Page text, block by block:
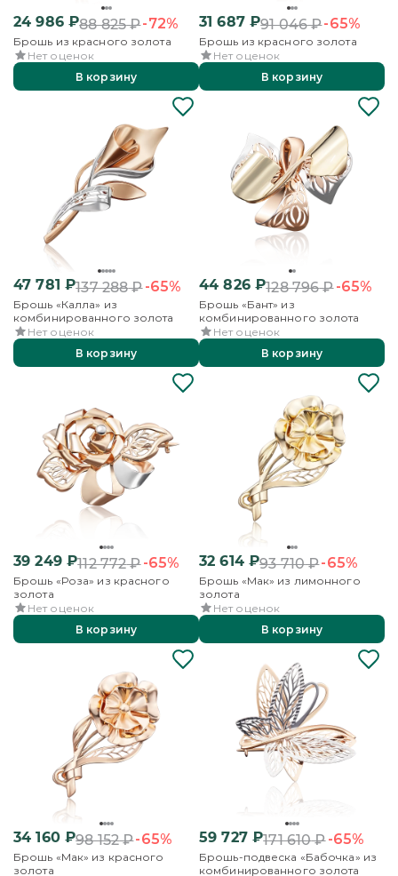
24 986₽88 825₽-72%
Брошь из красного золота
Нет оценок
В корзину
31 687₽91 046₽-65%
Брошь из красного золота
Нет оценок
В корзину
47 781 ₽137 288₽-65%
Брошь «Калла» из
комбинированного золота
Нет оценок
В корзину
44 826₽128 796₽-65%
Брошь «Бант» из
комбинированного золота
Нет оценок
В корзину
39 249₽112 772₽-65%
Брошь «Роза» из красного
золота
Нет оценок
В корзину
32 614₽93 710₽-65%
Брошь «Мак» из лимонного
золота
Нет оценок
В корзину
34 160₽98 152₽-65%
Брошь «Мак» из красного
золота
59 727₽171 610₽-65%
Брошь-подвеска «Бабочка» из
комбинированного золота